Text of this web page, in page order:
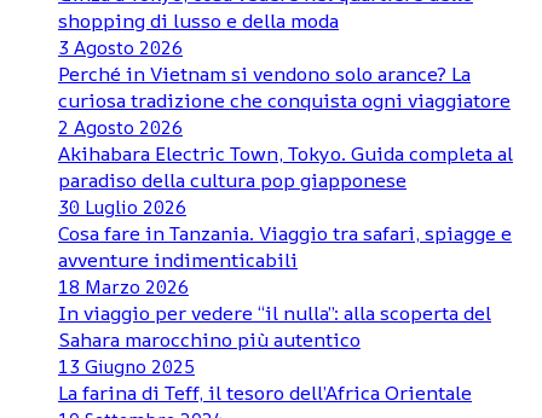
shopping di lusso e della moda
3 Agosto 2026
Perché in Vietnam si vendono solo arance? La
curiosa tradizione che conquista ogni viaggiatore
2 Agosto 2026
Akihabara Electric Town, Tokyo. Guida completa al
paradiso della cultura pop giapponese
30 Luglio 2026
Cosa fare in Tanzania. Viaggio tra safari, spiagge e
avventure indimenticabili
18 Marzo 2026
In viaggio per vedere “il nulla”: alla scoperta del
Sahara marocchino più autentico
13 Giugno 2025
La farina di Teff, il tesoro dell’Africa Orientale